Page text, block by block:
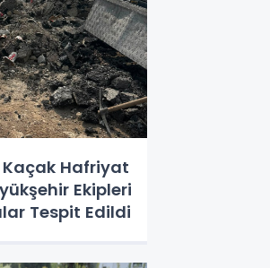
Kaçak Hafriyat
Ekipleri
Tespit Edildi